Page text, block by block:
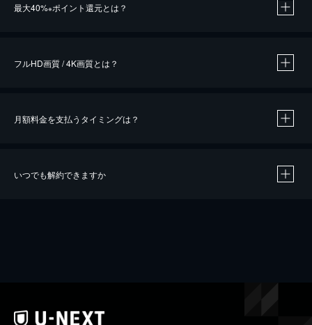
最大40%※ポイント還元とは？
※40％ポイント還元の対象は、クレジットカード決済による作品の購入 / レンタルです。
フルHD画質 / 4K画質とは？
月額料金を支払うタイミングは？
いつでも解約できますか